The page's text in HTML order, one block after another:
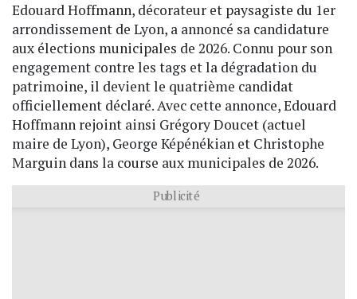
Edouard Hoffmann, décorateur et paysagiste du 1er
arrondissement de Lyon, a annoncé sa candidature
aux élections municipales de 2026. Connu pour son
engagement contre les tags et la dégradation du
patrimoine, il devient le quatrième candidat
officiellement déclaré. Avec cette annonce, Edouard
Hoffmann rejoint ainsi Grégory Doucet (actuel
maire de Lyon), George Képénékian et Christophe
Marguin dans la course aux municipales de 2026.
Publicité